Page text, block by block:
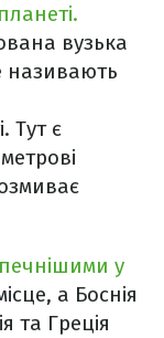
вузька
називають
Тут є
у
а Боснія
та Греція